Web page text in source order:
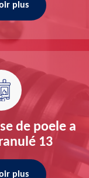
plus
de poele a
13
plus